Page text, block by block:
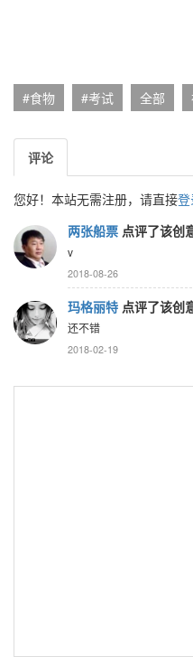
#食物 #考试 全部
评论
您好！本站无需注册，请直接
两张船票 点评了该创
v
2018-08-26
玛格丽特 点评了该创
还不错
2018-02-19